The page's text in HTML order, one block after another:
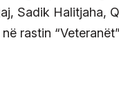
Sadik Halitjaha,
rastin